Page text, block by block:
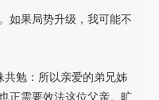
如果局势升级，我可能不
勉：所以亲爱的弟兄姊
正需要效法这位父亲。旷